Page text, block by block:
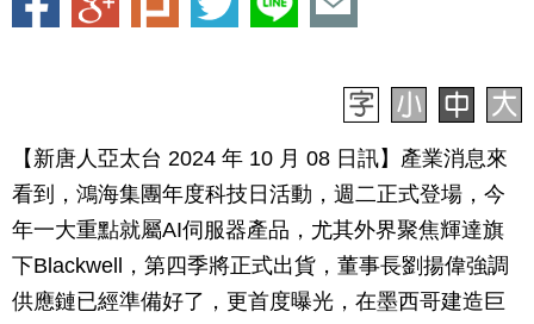
【新唐人亞太台 2024 年 10 月 08 日訊】產業消息來
看到，鴻海集團年度科技日活動，週二正式登場，今
年一大重點就屬AI伺服器產品，尤其外界聚焦輝達旗
下Blackwell，第四季將正式出貨，董事長劉揚偉強調
供應鏈已經準備好了，更首度曝光，在墨西哥建造巨